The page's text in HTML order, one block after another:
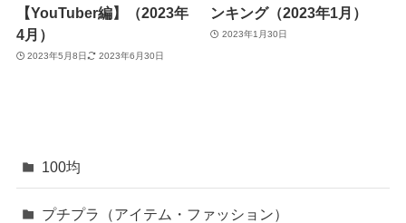
【YouTuber編】（2023年
4月）
2023年5月8日 2023年6月30日
ンキング（2023年1月）
2023年1月30日
100均
プチプラ（アイテム・ファッション）